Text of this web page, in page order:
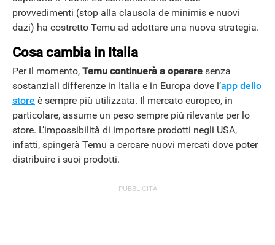
provvedimenti (stop alla clausola de minimis e nuovi
dazi) ha costretto Temu ad adottare una nuova strategia.
Cosa cambia in Italia
Per il momento, Temu continuerà a operare senza
sostanziali differenze in Italia e in Europa dove l’app dello
store è sempre più utilizzata. Il mercato europeo, in
particolare, assume un peso sempre più rilevante per lo
store. L’impossibilità di importare prodotti negli USA,
infatti, spingerà Temu a cercare nuovi mercati dove poter
distribuire i suoi prodotti.